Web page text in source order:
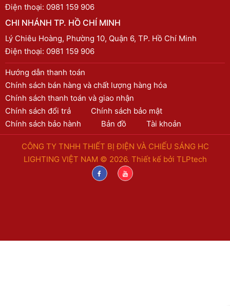
Điện thoại: 0981 159 906
CHI NHÁNH TP. HỒ CHÍ MINH
Lý Chiêu Hoàng, Phường 10, Quận 6, TP. Hồ Chí Minh
Điện thoại: 0981 159 906
Hướng dẫn thanh toán
Chính sách bán hàng và chất lượng hàng hóa
Chính sách thanh toán và giao nhận
Chính sách đổi trả
Chính sách bảo mật
Chính sách bảo hành
Bản đồ Tài khoản
CÔNG TY TNHH THIẾT BỊ ĐIỆN VÀ CHIẾU SÁNG HC
LIGHTING VIỆT NAM © 2026. Thiết kế bởi TLPtech